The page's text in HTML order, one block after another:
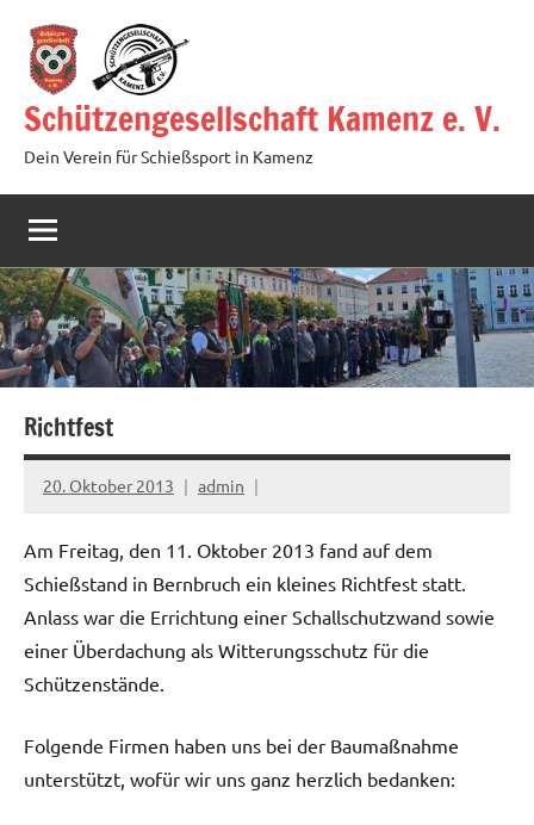
Inhalt
springen
Schützengesellschaft Kamenz e. V.
Dein Verein für Schießsport in Kamenz
Richtfest
20. Oktober 2013 admin
Am Freitag, den 11. Oktober 2013 fand auf dem
Schießstand in Bernbruch ein kleines Richtfest statt.
Anlass war die Errichtung einer Schallschutzwand sowie
einer Überdachung als Witterungsschutz für die
Schützenstände.
Folgende Firmen haben uns bei der Baumaßnahme
unterstützt, wofür wir uns ganz herzlich bedanken: